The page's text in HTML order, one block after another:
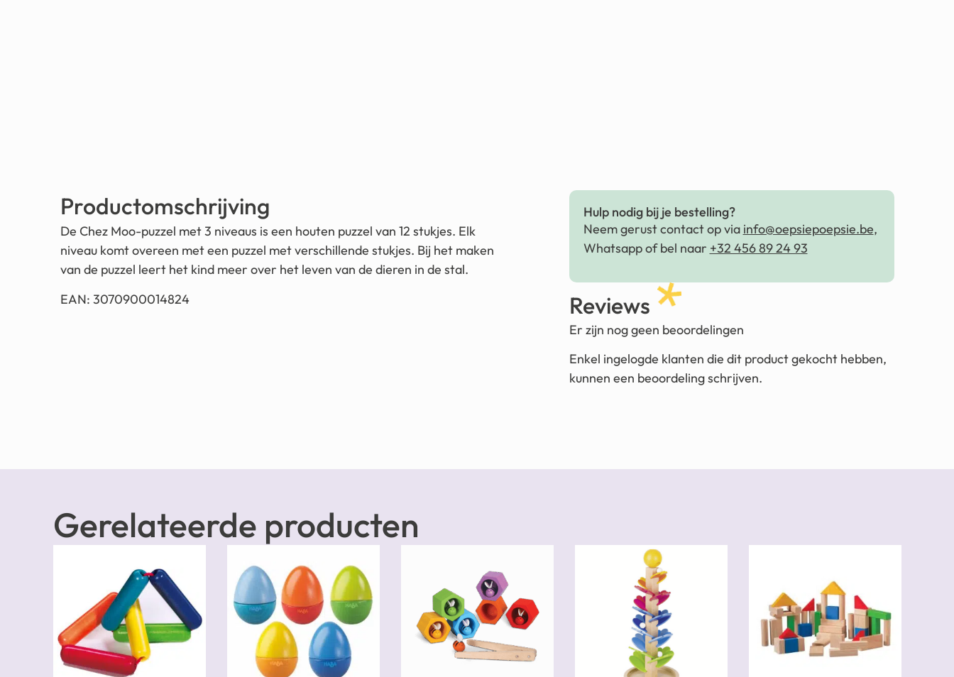
Productomschrijving
De Chez Moo-puzzel met 3 niveaus is een houten puzzel van 12 stukjes. Elk
niveau komt overeen met een puzzel met verschillende stukjes. Bij het maken
van de puzzel leert het kind meer over het leven van de dieren in de stal.
EAN: 3070900014824
Hulp nodig bij je bestelling?
Neem gerust contact op via info@oepsiepoepsie.be,
Whatsapp of bel naar +32 456 89 24 93
Reviews
Er zijn nog geen beoordelingen
Enkel ingelogde klanten die dit product gekocht hebben,
kunnen een beoordeling schrijven.
Gerelateerde producten